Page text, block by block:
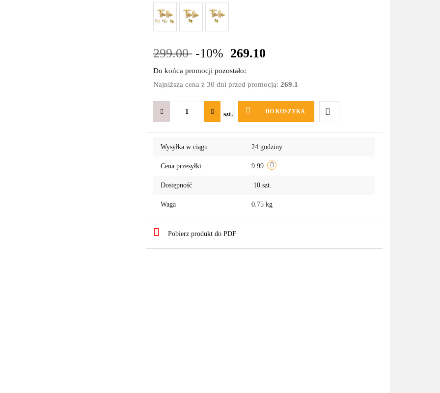
299.00 -10% 269.10
Do końca promocji pozostało:
Najniższa cena z 30 dni przed promocją:269.1
szt. DO KOSZYKA
Do
Wysyłka w ciągu 24 godziny
Cena przesyłki 9.99
Dostępność 10 szt.
Waga 0.75 kg
Pobierz produkt do PDF